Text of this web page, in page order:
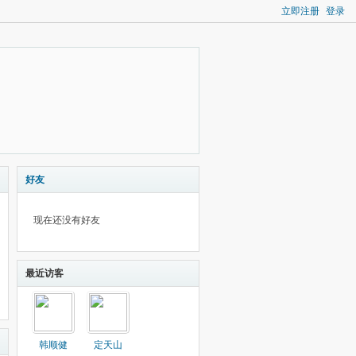
立即注册 登录
好友
现在还没有好友
最近访客
韩顺健
定天山